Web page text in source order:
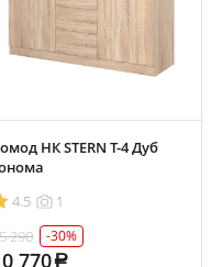
НК STERN Т-4 Дуб
4.5
1
290
-30%
770